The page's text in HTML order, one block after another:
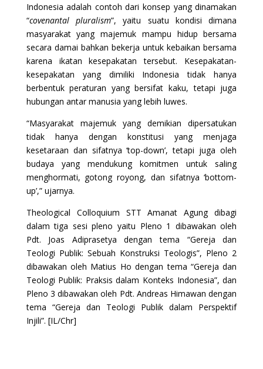
Indonesia adalah contoh dari konsep yang dinamakan
“covenantal pluralism”, yaitu suatu kondisi dimana
masyarakat yang majemuk mampu hidup bersama
secara damai bahkan bekerja untuk kebaikan bersama
karena ikatan kesepakatan tersebut. Kesepakatan-
kesepakatan yang dimiliki Indonesia tidak hanya
berbentuk peraturan yang bersifat kaku, tetapi juga
hubungan antar manusia yang lebih luwes.
“Masyarakat majemuk yang demikian dipersatukan
tidak hanya dengan konstitusi yang menjaga
kesetaraan dan sifatnya ‘top-down’, tetapi juga oleh
budaya yang mendukung komitmen untuk saling
menghormati, gotong royong, dan sifatnya ‘bottom-
up’,” ujarnya.
Theological Colloquium STT Amanat Agung dibagi
dalam tiga sesi pleno yaitu Pleno 1 dibawakan oleh
Pdt. Joas Adiprasetya dengan tema “Gereja dan
Teologi Publik: Sebuah Konstruksi Teologis”, Pleno 2
dibawakan oleh Matius Ho dengan tema “Gereja dan
Teologi Publik: Praksis dalam Konteks Indonesia”, dan
Pleno 3 dibawakan oleh Pdt. Andreas Himawan dengan
tema “Gereja dan Teologi Publik dalam Perspektif
Injili”. [IL/Chr]